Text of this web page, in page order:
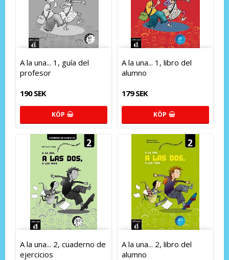
A la una... 1, guía del
profesor
190 SEK
KÖP
A la una... 1, libro del
alumno
179 SEK
KÖP
A la una... 2, cuaderno de
ejercicios
A la una... 2, libro del
alumno